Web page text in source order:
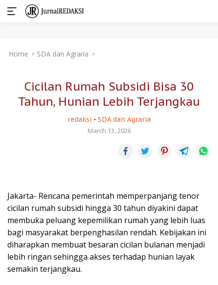
Home SDA dan Agraria
Cicilan Rumah Subsidi Bisa 30
Tahun, Hunian Lebih Terjangkau
redaksi - SDA dan Agraria
March 13, 2026
Jakarta- Rencana pemerintah memperpanjang tenor
cicilan rumah subsidi hingga 30 tahun diyakini dapat
membuka peluang kepemilikan rumah yang lebih luas
bagi masyarakat berpenghasilan rendah. Kebijakan ini
diharapkan membuat besaran cicilan bulanan menjadi
lebih ringan sehingga akses terhadap hunian layak
semakin terjangkau.